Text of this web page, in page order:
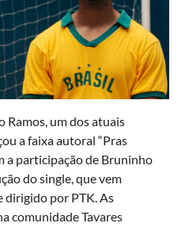
um dos atuais
a faixa autoral “Pras
a participação de Bruninho
do single, que vem
dirigido por PTK. As
comunidade Tavares